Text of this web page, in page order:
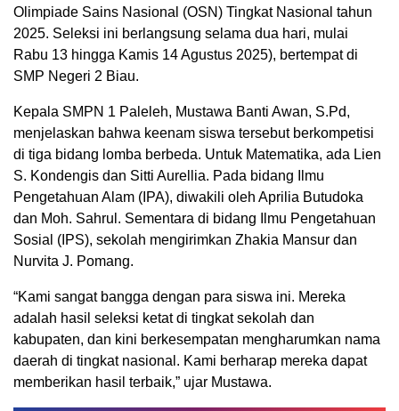
Olimpiade Sains Nasional (OSN) Tingkat Nasional tahun
2025. Seleksi ini berlangsung selama dua hari, mulai
Rabu 13 hingga Kamis 14 Agustus 2025), bertempat di
SMP Negeri 2 Biau.
Kepala SMPN 1 Paleleh, Mustawa Banti Awan, S.Pd,
menjelaskan bahwa keenam siswa tersebut berkompetisi
di tiga bidang lomba berbeda. Untuk Matematika, ada Lien
S. Kondengis dan Sitti Aurellia. Pada bidang Ilmu
Pengetahuan Alam (IPA), diwakili oleh Aprilia Butudoka
dan Moh. Sahrul. Sementara di bidang Ilmu Pengetahuan
Sosial (IPS), sekolah mengirimkan Zhakia Mansur dan
Nurvita J. Pomang.
“Kami sangat bangga dengan para siswa ini. Mereka
adalah hasil seleksi ketat di tingkat sekolah dan
kabupaten, dan kini berkesempatan mengharumkan nama
daerah di tingkat nasional. Kami berharap mereka dapat
memberikan hasil terbaik,” ujar Mustawa.